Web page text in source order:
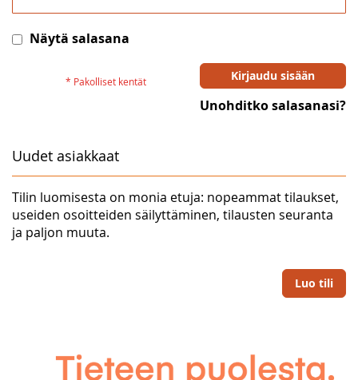
Näytä salasana
Kirjaudu sisään
Unohditko salasanasi?
Uudet asiakkaat
Tilin luomisesta on monia etuja: nopeammat tilaukset,
useiden osoitteiden säilyttäminen, tilausten seuranta
ja paljon muuta.
Luo tili